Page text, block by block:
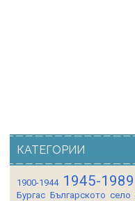
КАТЕГОРИИ
1900-1944 1945-
Бургас Българското село